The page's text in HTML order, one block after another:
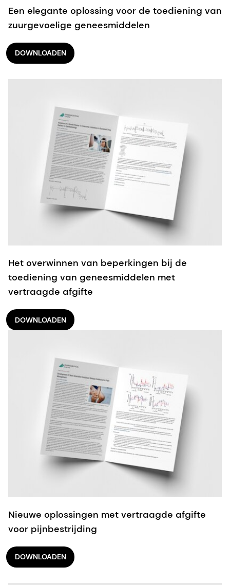
Een elegante oplossing voor de toediening van
zuurgevoelige geneesmiddelen
DOWNLOADEN
Het overwinnen van beperkingen bij de
toediening van geneesmiddelen met
vertraagde afgifte
DOWNLOADEN
Nieuwe oplossingen met vertraagde afgifte
voor pijnbestrijding
DOWNLOADEN